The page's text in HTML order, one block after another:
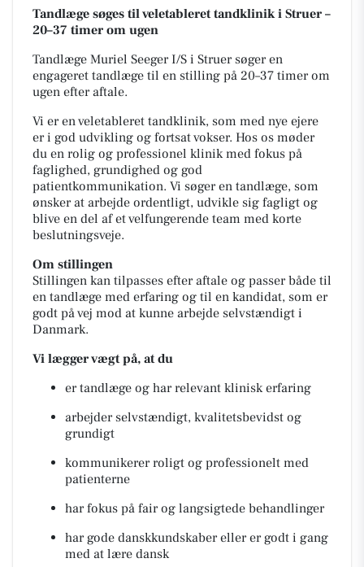
Tandlæge søges til veletableret tandklinik i Struer –
20–37 timer om ugen
Tandlæge Muriel Seeger I/S i Struer søger en
engageret tandlæge til en stilling på 20–37 timer om
ugen efter aftale.
Vi er en veletableret tandklinik, som med nye ejere
er i god udvikling og fortsat vokser. Hos os møder
du en rolig og professionel klinik med fokus på
faglighed, grundighed og god
patientkommunikation. Vi søger en tandlæge, som
ønsker at arbejde ordentligt, udvikle sig fagligt og
blive en del af et velfungerende team med korte
beslutningsveje.
Om stillingen
Stillingen kan tilpasses efter aftale og passer både til
en tandlæge med erfaring og til en kandidat, som er
godt på vej mod at kunne arbejde selvstændigt i
Danmark.
Vi lægger vægt på, at du
er tandlæge og har relevant klinisk erfaring
arbejder selvstændigt, kvalitetsbevidst og
grundigt
kommunikerer roligt og professionelt med
patienterne
har fokus på fair og langsigtede behandlinger
har gode danskkundskaber eller er godt i gang
med at lære dansk